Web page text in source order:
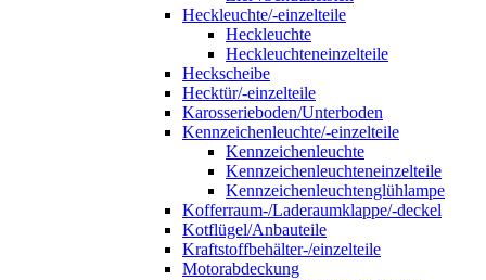
Heckleuchte/-einzelteile
Heckleuchte
Heckleuchteneinzelteile
Heckscheibe
Hecktür/-einzelteile
Karosserieboden/Unterboden
Kennzeichenleuchte/-einzelteile
Kennzeichenleuchte
Kennzeichenleuchteneinzelteile
Kennzeichenleuchtenglühlampe
Kofferraum-/Laderaumklappe/-deckel
Kotflügel/Anbauteile
Kraftstoffbehälter-/einzelteile
Motorabdeckung